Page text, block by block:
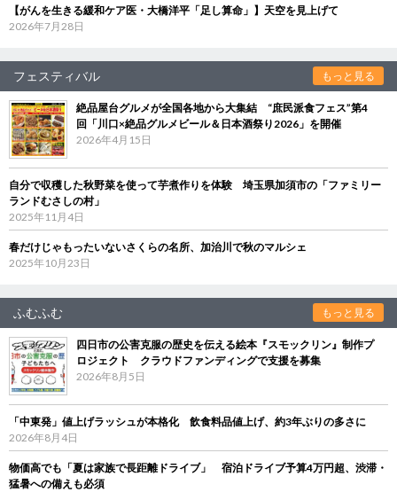
【がんを生きる緩和ケア医・大橋洋平「足し算命」】天空を見上げて
2026年7月28日
フェスティバル もっと見る
絶品屋台グルメが全国各地から大集結 “庶民派食フェス”第4
回「川口×絶品グルメビール＆日本酒祭り2026」を開催
2026年4月15日
自分で収穫した秋野菜を使って芋煮作りを体験 埼玉県加須市の「ファミリー
ランドむさしの村」
2025年11月4日
春だけじゃもったいないさくらの名所、加治川で秋のマルシェ
2025年10月23日
ふむふむ もっと見る
四日市の公害克服の歴史を伝える絵本『スモックリン』制作プ
ロジェクト クラウドファンディングで支援を募集
2026年8月5日
「中東発」値上げラッシュが本格化 飲食料品値上げ、約3年ぶりの多さに
2026年8月4日
物価高でも「夏は家族で長距離ドライブ」 宿泊ドライブ予算4万円超、渋滞・
猛暑への備えも必須